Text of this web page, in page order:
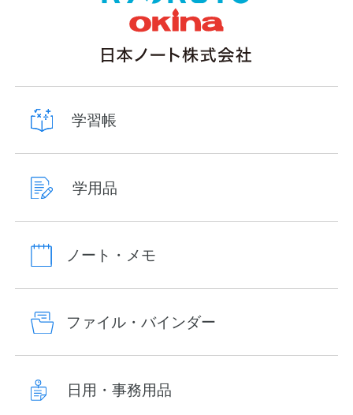
学習帳
学用品
ノート・メモ
ファイル・バインダー
日用・事務用品